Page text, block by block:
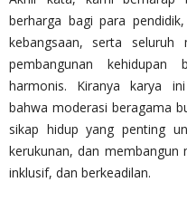
berharga bagi para
kebangsaan, serta seluruh
pembangunan
harmonis. Kiranya karya
bahwa moderasi beragama
sikap hidup yang penting
kerukunan, dan membangun
inklusif, dan berkeadilan.